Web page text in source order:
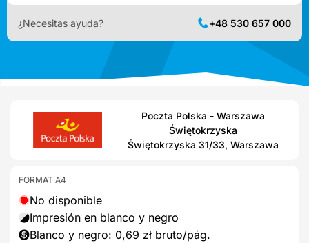
¿Necesitas ayuda? +48 530 657 000
Poczta Polska - Warszawa
Świętokrzyska
Świętokrzyska 31/33, Warszawa
FORMAT A4
No disponible
Impresión en blanco y negro
Blanco y negro: 0,69 zł bruto/pág.